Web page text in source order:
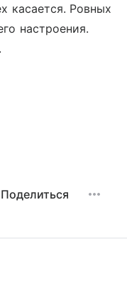
касается. Ровных
настроения.
Поделиться